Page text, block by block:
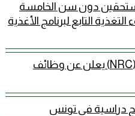
دون سن الخامسة
التابع لبرنامج الأغذية
المجلس النرويجي للاجئين (NRC) يعلن عن وظائف
دراسية في تونس